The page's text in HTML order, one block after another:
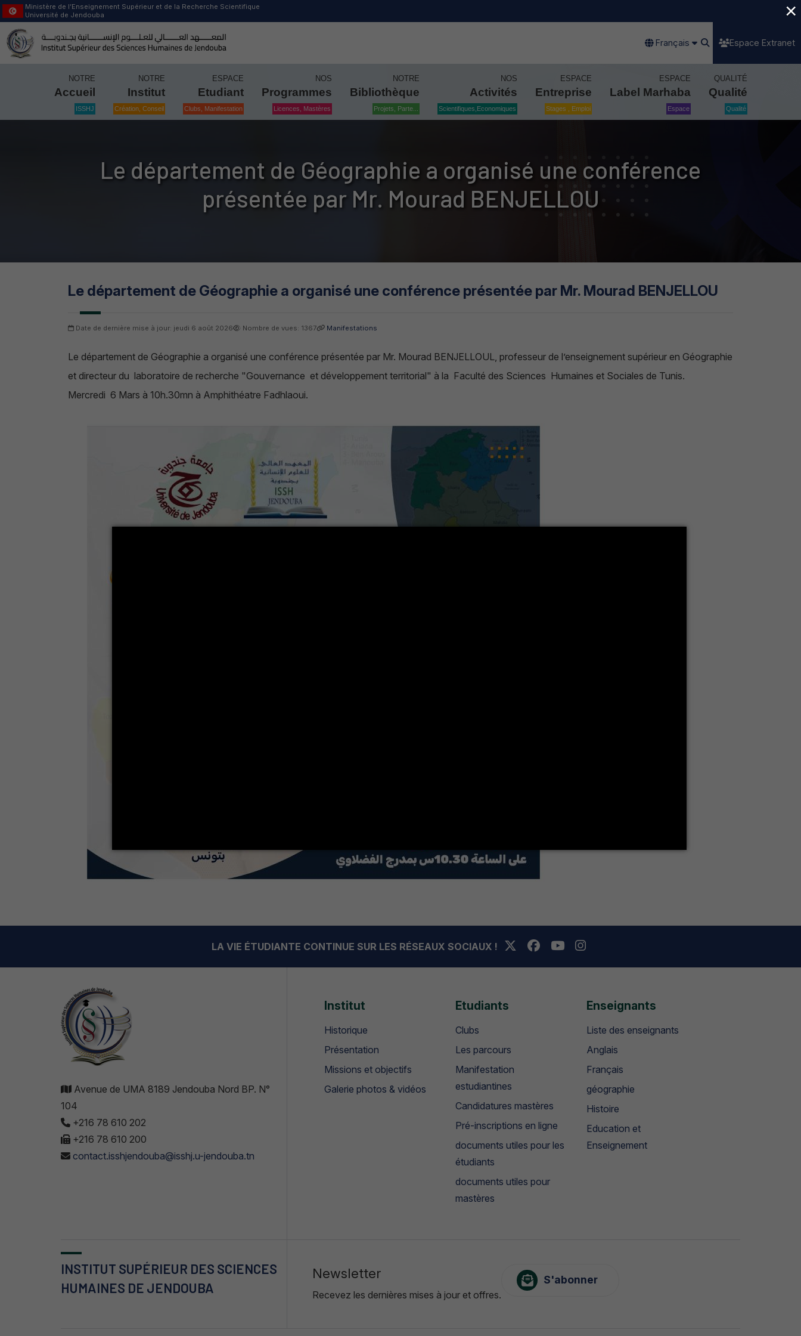
Ministère de l’Enseignement Supérieur et de la Recherche Scientifique
Université de Jendouba
Français Espace Extranet
NOTRE
Accueil
ISSHJ
NOTRE
Institut
Création, Conseil
ESPACE
Etudiant
Clubs, Manifestation
NOS
Programmes
Licences, Mastères
NOTRE
Bibliothèque
Projets, Parte...
NOS
Activités
Scientifiques,Economiques
ESPACE
Entreprise
Stages , Emploi
ESPACE
Label Marhaba
Espace
QUALITÉ
Qualité
Qualité
Le département de Géographie a organisé une conférence
présentée par Mr. Mourad BENJELLOU
Le département de Géographie a organisé une conférence présentée par Mr. Mourad BENJELLOU
Date de dernière mise à jour: jeudi 6 août 2026 Nombre de vues: 1367 Manifestations
Le département de Géographie a organisé une conférence présentée par Mr. Mourad BENJELLOUL, professeur de l’enseignement supérieur en Géographie
et directeur du laboratoire de recherche "Gouvernance et développement territorial" à la Faculté des Sciences Humaines et Sociales de Tunis.
Mercredi 6 Mars à 10h.30mn à Amphithéatre Fadhlaoui.
LA VIE ÉTUDIANTE CONTINUE SUR LES RÉSEAUX SOCIAUX !
Avenue de UMA 8189 Jendouba Nord BP. N°
104
+216 78 610 202
+216 78 610 200
contact.isshjendouba@isshj.u-jendouba.tn
Institut
Historique
Présentation
Missions et objectifs
Galerie photos & vidéos
Etudiants
Clubs
Les parcours
Manifestation
estudiantines
Candidatures mastères
Pré-inscriptions en ligne
documents utiles pour les
étudiants
documents utiles pour
mastères
Enseignants
Liste des enseignants
Anglais
Français
géographie
Histoire
Education et
Enseignement
INSTITUT SUPÉRIEUR DES SCIENCES
HUMAINES DE JENDOUBA
Newsletter
Recevez les dernières mises à jour et offres.
S'abonner
×